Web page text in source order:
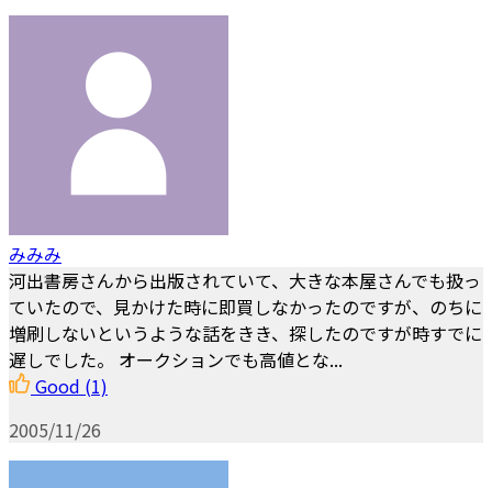
みみみ
河出書房さんから出版されていて、大きな本屋さんでも扱っ
ていたので、見かけた時に即買しなかったのですが、のちに
増刷しないというような話をきき、探したのですが時すでに
遅しでした。 オークションでも高値とな...
Good (1)
2005/11/26